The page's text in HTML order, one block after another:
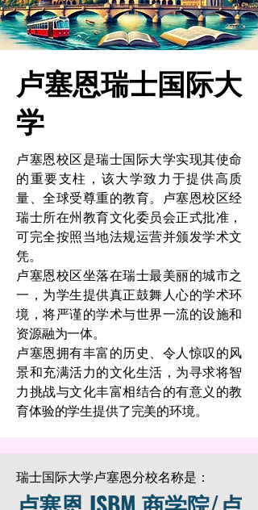
卢塞恩瑞士国际大
学
卢塞恩校区是瑞士国际大学实现其使命
的重要支柱，该大学致力于提供高质
量、全球受尊重的教育。卢塞恩校区经
瑞士所在州教育文化委员会正式批准，
可完全按照当地法规运营并颁发学术文
凭。
卢塞恩校区坐落在瑞士最美丽的城市之
一，为学生提供真正鼓舞人心的学术环
境，将严谨的学术与世界一流的设施和
资源融为一体。
卢塞恩拥有丰富的历史、令人惊叹的风
景和充满活力的文化生活，为寻求将智
力挑战与文化丰富相结合的有意义的教
育体验的学生提供了完美的环境。
瑞士国际大学卢塞恩分校名称是：